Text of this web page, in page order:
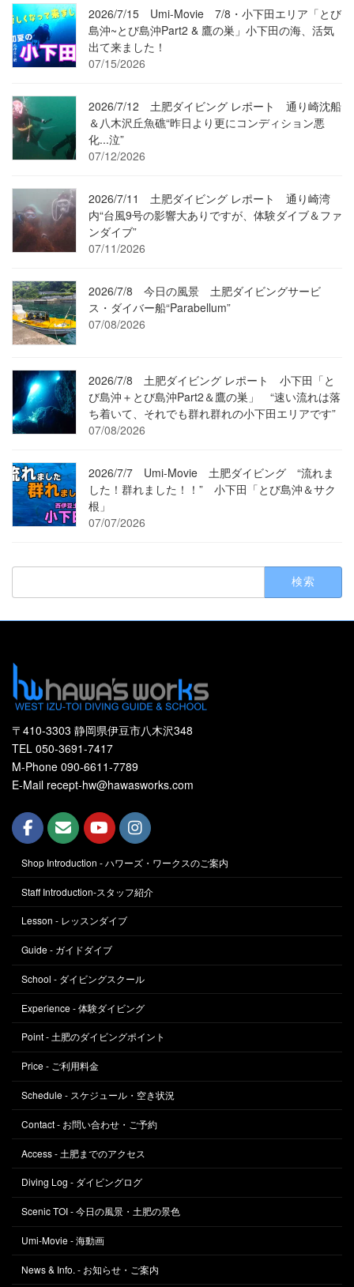
2026/7/15 Umi-Movie 7/8・小下田エリア「とび
島沖~とび島沖Part2 & 鷹の巣」小下田の海、活気
出て来ました！
07/15/2026
2026/7/12 土肥ダイビング レポート 通り崎沈船
＆八木沢丘魚礁“昨日より更にコンディション悪
化...泣”
07/12/2026
2026/7/11 土肥ダイビング レポート 通り崎湾
内“台風9号の影響大ありですが、体験ダイブ＆ファ
ンダイブ”
07/11/2026
2026/7/8 今日の風景 土肥ダイビングサービ
ス・ダイバー船“Parabellum”
07/08/2026
2026/7/8 土肥ダイビング レポート 小下田「と
び島沖＋とび島沖Part2＆鷹の巣」 “速い流れは落
ち着いて、それでも群れ群れの小下田エリアです”
07/08/2026
2026/7/7 Umi-Movie 土肥ダイビング “流れま
した！群れました！！” 小下田「とび島沖＆サク
根」
07/07/2026
検
〒410-3303 静岡県伊豆市八木沢348
TEL 050-3691-7417
M-Phone 090-6611-7789
E-Mail recept-hw@hawasworks.com
Shop Introduction - ハワーズ・ワークスのご案内
Staff Introduction-スタッフ紹介
Lesson - レッスンダイブ
Guide - ガイドダイブ
School - ダイビングスクール
Experience - 体験ダイビング
Point - 土肥のダイビングポイント
Price - ご利用料金
Schedule - スケジュール・空き状況
Contact - お問い合わせ・ご予約
Access - 土肥までのアクセス
Diving Log - ダイビングログ
Scenic TOI - 今日の風景・土肥の景色
Umi-Movie - 海動画
News & Info. - お知らせ・ご案内